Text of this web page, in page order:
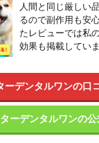
人間と同じ厳しい
るので副作用も安
たレビューでは私
効果も掲載してい
ーデンタルワンの口
ターデンタルワンの